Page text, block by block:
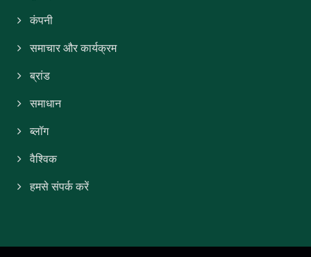
कंपनी
समाचार और कार्यक्रम
ब्रांड
समाधान
ब्लॉग
वैश्विक
हमसे संपर्क करें